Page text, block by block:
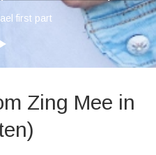
first part
Zing Mee in